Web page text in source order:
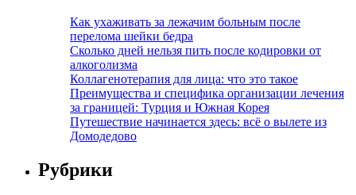
Как ухаживать за лежачим больным после
перелома шейки бедра
Сколько дней нельзя пить после кодировки от
алкоголизма
Коллагенотерапия для лица: что это такое
Преимущества и специфика организации лечения
за границей: Турция и Южная Корея
Путешествие начинается здесь: всё о вылете из
Домодедово
Рубрики